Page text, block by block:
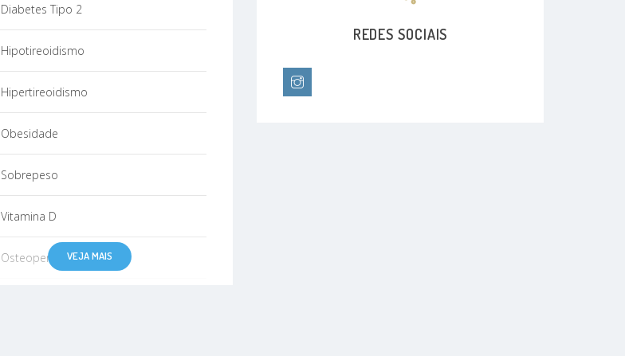
Diabetes Tipo 2
Hipotireoidismo
Hipertireoidismo
Obesidade
Sobrepeso
Vitamina D
Osteopenia VEJA MAIS
REDES SOCIAIS